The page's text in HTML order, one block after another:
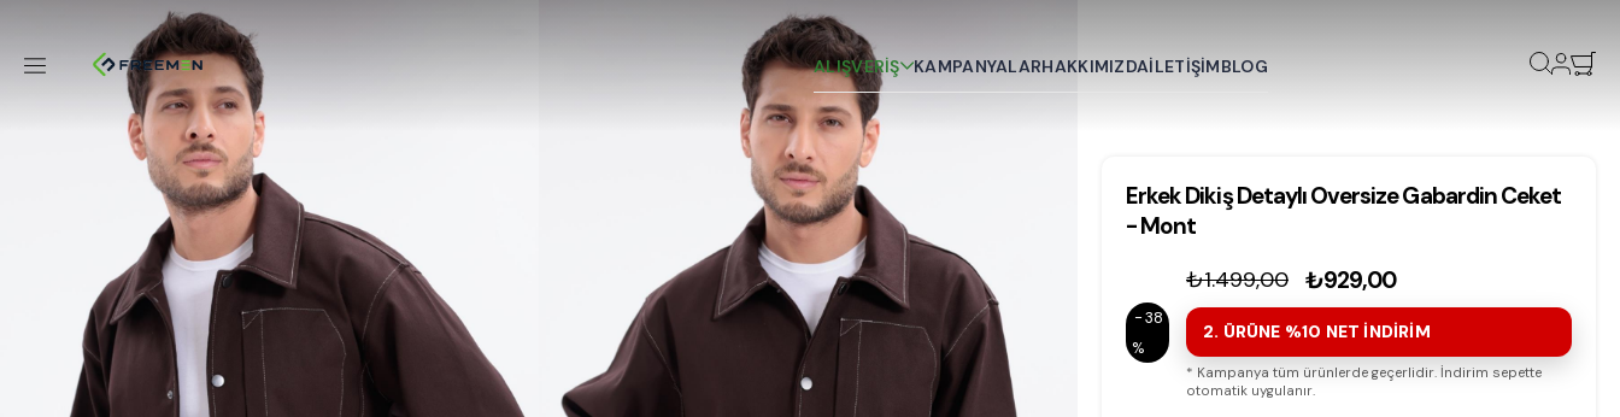
ALIŞVERİŞ KAMPANYALARHAKKIMIZDAİLETİŞİMBLOG
Erkek Dikiş Detaylı Oversize Gabardin Ceket
- Mont
38
₺1.499,00 ₺929,00
2. ÜRÜNE %10 NET İNDİRİM
* Kampanya tüm ürünlerde geçerlidir. İndirim sepette
otomatik uygulanır.